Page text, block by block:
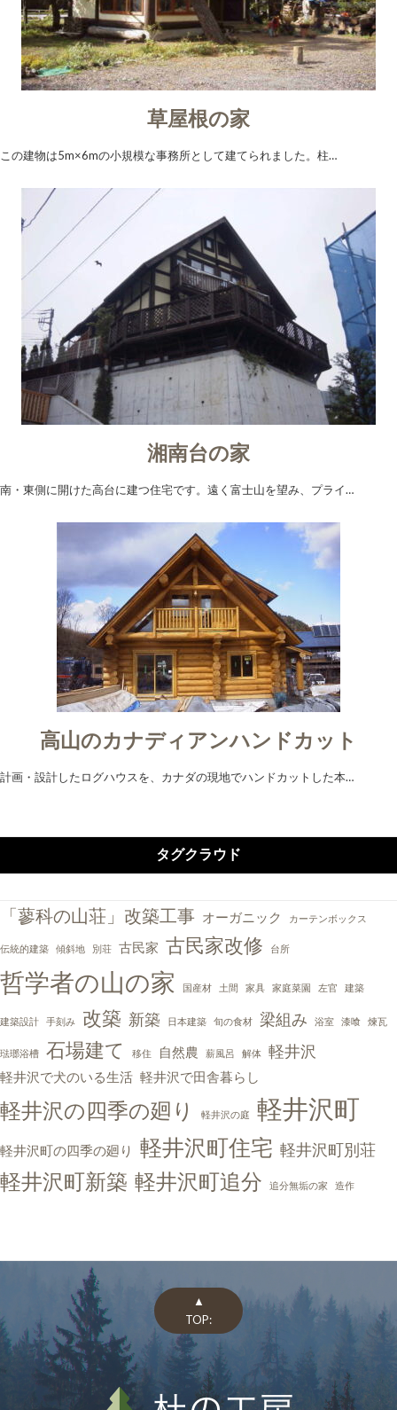
草屋根の家
この建物は5m×6mの小規模な事務所として建てられました。柱…
湘南台の家
南・東側に開けた高台に建つ住宅です。遠く富士山を望み、プライ…
高山のカナディアンハンドカット
計画・設計したログハウスを、カナダの現地でハンドカットした本…
タグクラウド
「蓼科の山荘」改築工事 オーガニック カーテンボックス
伝統的建築 傾斜地 別荘 古民家 古民家改修 台所
哲学者の山の家 国産材 土間 家具 家庭菜園 左官 建築
建築設計 手刻み 改築 新築 日本建築 旬の食材 梁組み 浴室 漆喰 煉瓦
琺瑯浴槽 石場建て 移住 自然農 薪風呂 解体 軽井沢
軽井沢で犬のいる生活 軽井沢で田舎暮らし
軽井沢の四季の廻り 軽井沢の庭 軽井沢町
軽井沢町の四季の廻り 軽井沢町住宅 軽井沢町別荘
軽井沢町新築 軽井沢町追分 追分無垢の家 造作
▲
TOP: